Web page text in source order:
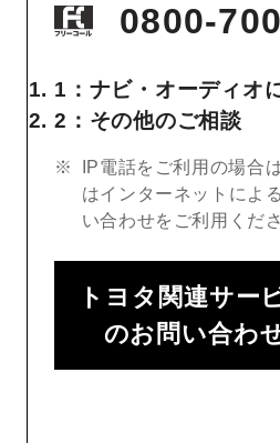
0800-
1：ナビ・オーディオ
2：その他のご相談
IP電話をご利用の場合
はインターネットによ
い合わせをご利用くださ
トヨタ関連サー
のお問い合わ